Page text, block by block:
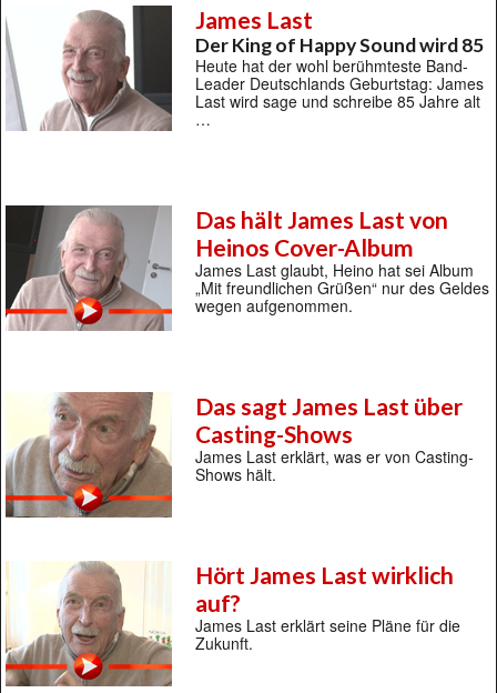
James Last
Der King of Happy Sound wird 85
Heute hat der wohl berühmteste Band-
Leader Deutschlands Geburtstag: James
Last wird sage und schreibe 85 Jahre alt
…
Das hält James Last von
Heinos Cover-Album
James Last glaubt, Heino hat sei Album
„Mit freundlichen Grüßen“ nur des Geldes
wegen aufgenommen.
Das sagt James Last über
Casting-Shows
James Last erklärt, was er von Casting-
Shows hält.
Hört James Last wirklich
auf?
James Last erklärt seine Pläne für die
Zukunft.